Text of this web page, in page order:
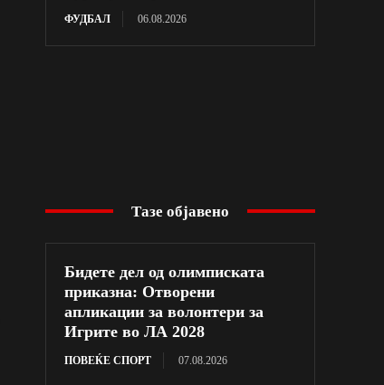
ФУДБАЛ 06.08.2026
Тазе објавено
Бидете дел од олимписката
приказна: Отворени
апликации за волонтери за
Игрите во ЛА 2028
ПОВЕЌЕ СПОРТ 07.08.2026